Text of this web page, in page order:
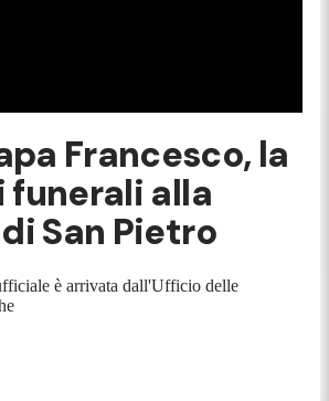
Francesco, la
funerali alla
San Pietro
è arrivata dall'Ufficio delle